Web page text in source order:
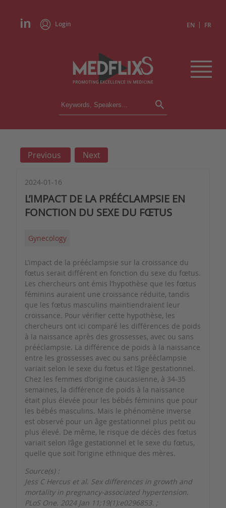
Login EN | FR
CONFERENCES
INSTITUTIONS
PRESS REVIEWS
Previous Next
2024-01-16
L’IMPACT DE LA PRÉÉCLAMPSIE EN
FONCTION DU SEXE DU FŒTUS
Gynecology
L’impact de la prééclampsie sur la croissance du
fœtus serait différent en fonction du sexe du fœtus.
Les chercheurs ont émis l’hypothèse que les fœtus
féminins auraient une croissance réduite, tandis
que les fœtus masculins maintiendraient leur
croissance. Pour vérifier cette hypothèse, les
chercheurs ont ici comparé les différences de poids
à la naissance après des grossesses, avec ou sans
prééclampsie. La différence de poids à la naissance
entre les grossesses avec ou sans prééclampsie
variait selon le sexe du fœtus et l’âge gestationnel.
Chez les femmes d’origine caucasienne, à 34-35
semaines, la différence de poids à la naissance
était plus élevée pour les bébés féminins que pour
les bébés masculins. Mais le phénomène inverse
est observé pour un âge gestationnel plus petit ou
plus élevé. De même, le risque de décès des fœtus
variait selon l’âge gestationnel et le sexe du fœtus,
quelle que soit l’origine ethnique des mères.
Source(s) :
Jess C Hercus et al. Sex differences in growth and
mortality in pregnancy-associated hypertension.
PLoS One. 2024 Jan 11;19(1):e0296853. ;